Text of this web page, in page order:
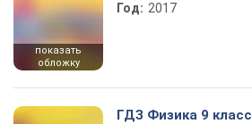
показать
обложку
Год: 2017
ГДЗ Физика 9 класс